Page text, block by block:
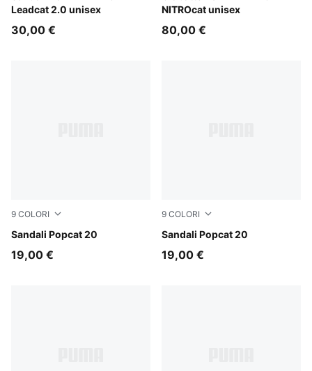
Leadcat 2.0 unisex
30,00 €
NITROcat unisex
80,00 €
9 COLORI
Sandali Popcat 20
Lucite-Blue Jewel
19,00 €
9 COLORI
Sandali Popcat 20
Inky Blue-PUMA White
19,00 €